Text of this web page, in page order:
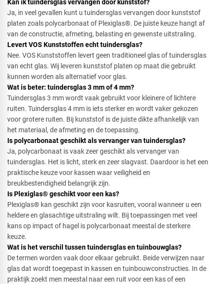
Kan ik tuindersglas vervangen door kunststof?​
Ja, in veel gevallen kunt u tuindersglas vervangen door kunststof
platen zoals polycarbonaat of Plexiglas®. De juiste keuze hangt af
van de constructie, afmeting, belasting en gewenste uitstraling.
Levert VOS Kunststoffen echt tuindersglas?​
Nee. VOS Kunststoffen levert geen traditioneel glas of tuindersglas
van echt glas. Wij leveren kunststof platen op maat die gebruikt
kunnen worden als alternatief voor glas.
Wat is beter: tuindersglas 3 mm of 4 mm?​
Tuindersglas 3 mm wordt vaak gebruikt voor kleinere of lichtere
ruiten. Tuindersglas 4 mm is iets sterker en wordt vaker gekozen
voor grotere ruiten. Bij kunststof is de juiste dikte afhankelijk van
het materiaal, de afmeting en de toepassing.
Is polycarbonaat geschikt als vervanger van tuindersglas?​
Ja, polycarbonaat is vaak zeer geschikt als vervanger van
tuindersglas. Het is licht, sterk en zeer slagvast. Daardoor is het een
praktische keuze voor kassen waar veiligheid en
breukbestendigheid belangrijk zijn.
Is Plexiglas® geschikt voor een kas?​
Plexiglas® kan geschikt zijn voor kasruiten, vooral wanneer u een
heldere en glasachtige uitstraling wilt. Bij toepassingen met veel
kans op impact of hagel is polycarbonaat meestal de sterkere
keuze.
Wat is het verschil tussen tuindersglas en tuinbouwglas?​
De termen worden vaak door elkaar gebruikt. Beide verwijzen naar
glas dat wordt toegepast in kassen en tuinbouwconstructies. In de
praktijk zoekt men meestal naar een ruit voor een kas of een